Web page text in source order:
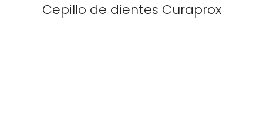
Cepillo de dientes Curaprox